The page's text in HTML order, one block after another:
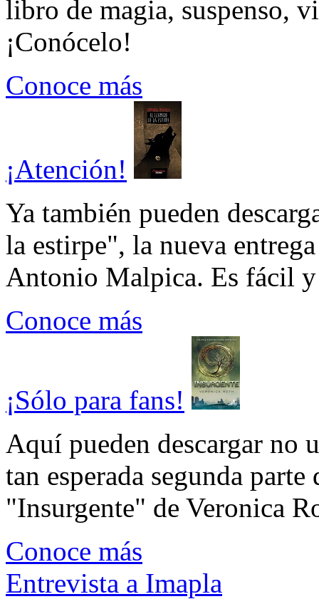
libro de magia, suspenso,
¡Conócelo!
Conoce más
¡Atención!
Ya también pueden
la estirpe", la nueva
Antonio Malpica. Es fácil
Conoce más
¡Sólo para fans!
Aquí pueden descargar no
tan esperada segunda
"Insurgente" de Veronica
Conoce más
Entrevista a Imapla